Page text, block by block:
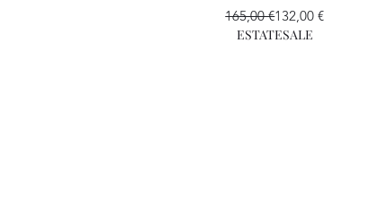
Prezzo regolare
165,00 €Prezzo scontato
132,00 €
ESTATESALE